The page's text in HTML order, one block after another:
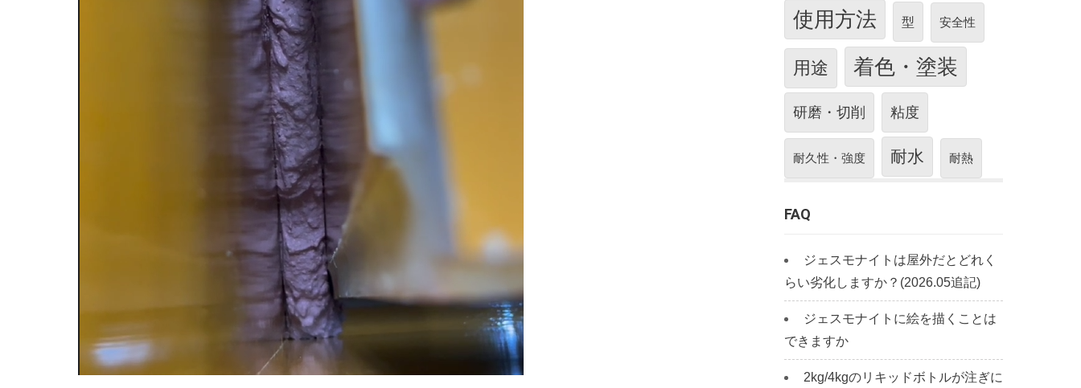
使用方法 型 安全性
用途 着色・塗装
研磨・切削 粘度
耐久性・強度 耐水 耐熱
FAQ
ジェスモナイトは屋外だとどれく
らい劣化しますか？(2026.05追記)
ジェスモナイトに絵を描くことは
できますか
2kg/4kgのリキッドボトルが注ぎに